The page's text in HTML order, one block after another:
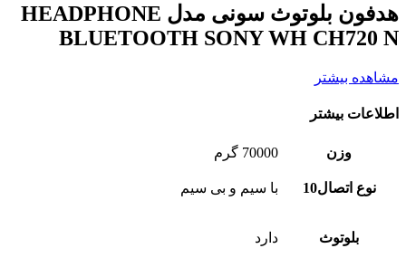
هدفون بلوتوث سونی مدل HEADPHONE
BLUETOOTH SONY WH CH720 N
مشاهده بیشتر
اطلاعات بیشتر
وزن 70000 گرم
نوع اتصال10 با سیم و بی سیم
بلوتوث دارد